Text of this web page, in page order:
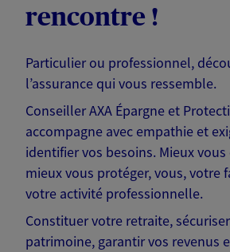
rencontre !
Particulier ou professionnel,
l’assurance qui vous ressemble.
Conseiller AXA Épargne et
accompagne avec empathie et
identifier vos besoins. Mieux
mieux vous protéger, vous, votre
votre activité professionnelle.
Constituer votre retraite,
patrimoine, garantir vos revenus